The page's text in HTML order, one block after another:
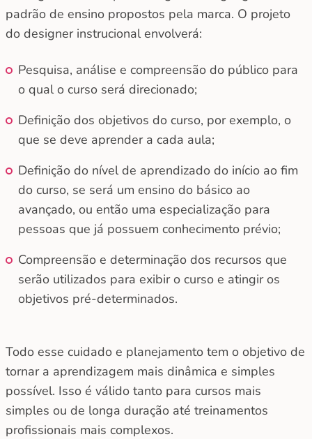
padrão de ensino propostos pela marca. O projeto
do designer instrucional envolverá:
Pesquisa, análise e compreensão do público para
o qual o curso será direcionado;
Definição dos objetivos do curso, por exemplo, o
que se deve aprender a cada aula;
Definição do nível de aprendizado do início ao fim
do curso, se será um ensino do básico ao
avançado, ou então uma especialização para
pessoas que já possuem conhecimento prévio;
Compreensão e determinação dos recursos que
serão utilizados para exibir o curso e atingir os
objetivos pré-determinados.
Todo esse cuidado e planejamento tem o objetivo de
tornar a aprendizagem mais dinâmica e simples
possível. Isso é válido tanto para cursos mais
simples ou de longa duração até treinamentos
profissionais mais complexos.